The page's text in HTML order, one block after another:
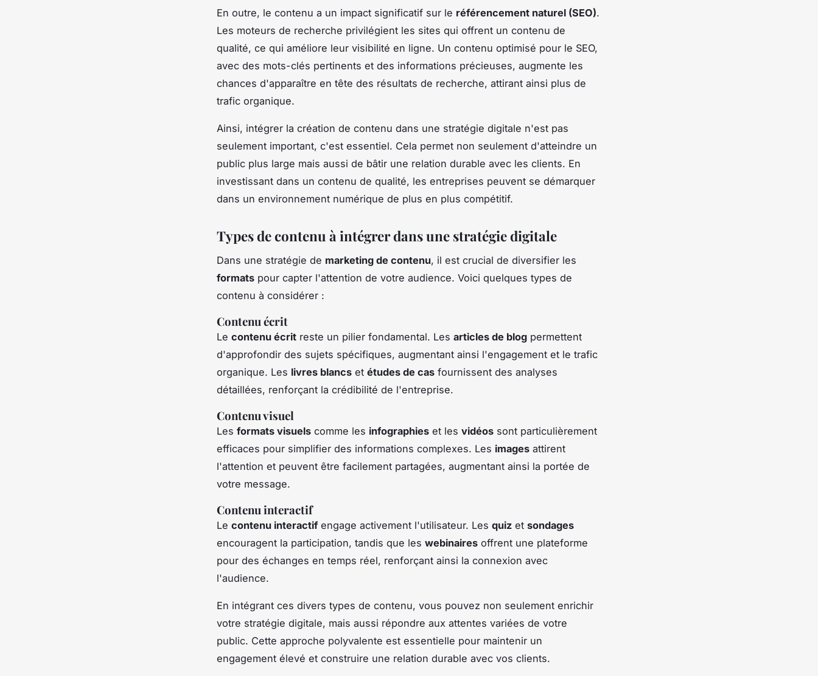
En outre, le contenu a un impact significatif sur le référencement naturel (SEO).
Les moteurs de recherche privilégient les sites qui offrent un contenu de
qualité, ce qui améliore leur visibilité en ligne. Un contenu optimisé pour le SEO,
avec des mots-clés pertinents et des informations précieuses, augmente les
chances d'apparaître en tête des résultats de recherche, attirant ainsi plus de
trafic organique.
Ainsi, intégrer la création de contenu dans une stratégie digitale n'est pas
seulement important, c'est essentiel. Cela permet non seulement d'atteindre un
public plus large mais aussi de bâtir une relation durable avec les clients. En
investissant dans un contenu de qualité, les entreprises peuvent se démarquer
dans un environnement numérique de plus en plus compétitif.
Types de contenu à intégrer dans une stratégie digitale
Dans une stratégie de marketing de contenu, il est crucial de diversifier les
formats pour capter l'attention de votre audience. Voici quelques types de
contenu à considérer :
Contenu écrit
Le contenu écrit reste un pilier fondamental. Les articles de blog permettent
d'approfondir des sujets spécifiques, augmentant ainsi l'engagement et le trafic
organique. Les livres blancs et études de cas fournissent des analyses
détaillées, renforçant la crédibilité de l'entreprise.
Contenu visuel
Les formats visuels comme les infographies et les vidéos sont particulièrement
efficaces pour simplifier des informations complexes. Les images attirent
l'attention et peuvent être facilement partagées, augmentant ainsi la portée de
votre message.
Contenu interactif
Le contenu interactifengage activement l'utilisateur. Les quiz et sondages
encouragent la participation, tandis que les webinaires offrent une plateforme
pour des échanges en temps réel, renforçant ainsi la connexion avec
l'audience.
En intégrant ces divers types de contenu, vous pouvez non seulement enrichir
votre stratégie digitale, mais aussi répondre aux attentes variées de votre
public. Cette approche polyvalente est essentielle pour maintenir un
engagement élevé et construire une relation durable avec vos clients.